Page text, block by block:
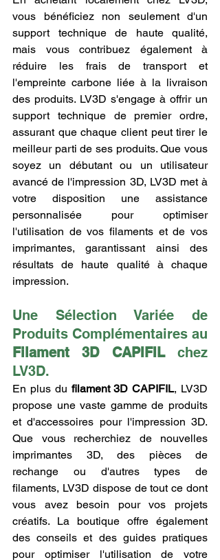
vous bénéficiez non seulement d'un
support technique de haute qualité,
mais vous contribuez également à
réduire les frais de transport et
l'empreinte carbone liée à la livraison
des produits. LV3D s'engage à offrir un
support technique de premier ordre,
assurant que chaque client peut tirer le
meilleur parti de ses produits. Que vous
soyez un débutant ou un utilisateur
avancé de l'impression 3D, LV3D met à
votre disposition une assistance
personnalisée pour optimiser
l'utilisation de vos filaments et de vos
imprimantes, garantissant ainsi des
résultats de haute qualité à chaque
impression.
Une Sélection Variée de
Filament 3D CAPIFIL chez
LV3D.
En plus du filament 3D CAPIFIL, LV3D
propose une vaste gamme de produits
et d'accessoires pour l'impression 3D.
Que vous recherchiez de nouvelles
imprimantes 3D, des pièces de
rechange ou d'autres types de
filaments, LV3D dispose de tout ce dont
vous avez besoin pour vos projets
créatifs. La boutique offre également
des conseils et des guides pratiques
pour optimiser l'utilisation de votre